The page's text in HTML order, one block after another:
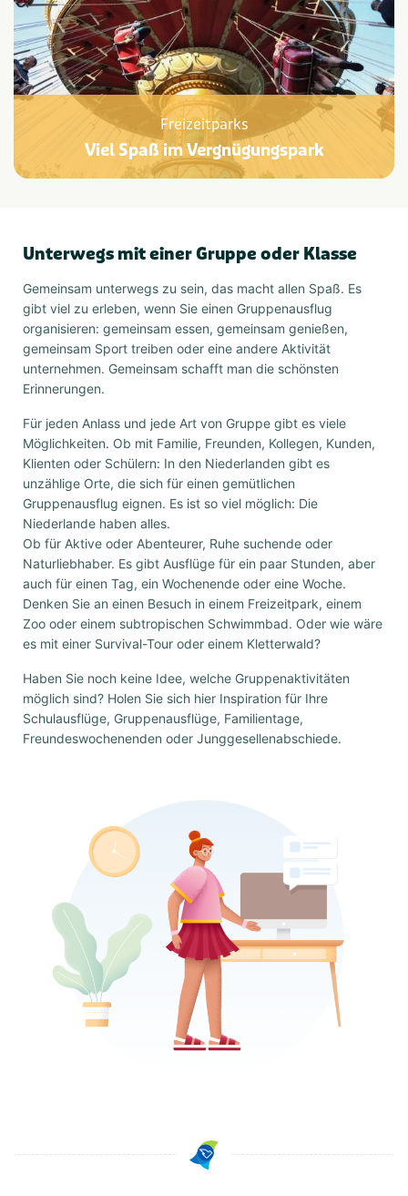
Freizeitparks
Viel Spaß im Vergnügungspark
Unterwegs mit einer Gruppe oder Klasse
Gemeinsam unterwegs zu sein, das macht allen Spaß. Es
gibt viel zu erleben, wenn Sie einen Gruppenausflug
organisieren: gemeinsam essen, gemeinsam genießen,
gemeinsam Sport treiben oder eine andere Aktivität
unternehmen. Gemeinsam schafft man die schönsten
Erinnerungen.
Für jeden Anlass und jede Art von Gruppe gibt es viele
Möglichkeiten. Ob mit Familie, Freunden, Kollegen, Kunden,
Klienten oder Schülern: In den Niederlanden gibt es
unzählige Orte, die sich für einen gemütlichen
Gruppenausflug eignen. Es ist so viel möglich: Die
Niederlande haben alles.
Ob für Aktive oder Abenteurer, Ruhe suchende oder
Naturliebhaber. Es gibt Ausflüge für ein paar Stunden, aber
auch für einen Tag, ein Wochenende oder eine Woche.
Denken Sie an einen Besuch in einem Freizeitpark, einem
Zoo oder einem subtropischen Schwimmbad. Oder wie wäre
es mit einer Survival-Tour oder einem Kletterwald?
Haben Sie noch keine Idee, welche Gruppenaktivitäten
möglich sind? Holen Sie sich hier Inspiration für Ihre
Schulausflüge, Gruppenausflüge, Familientage,
Freundeswochenenden oder Junggesellenabschiede.